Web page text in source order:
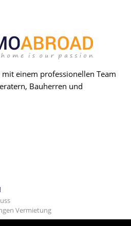
einem professionellen Team
Bauherren und
Vermietung